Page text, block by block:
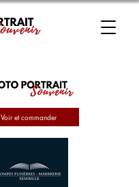
Voir et commander